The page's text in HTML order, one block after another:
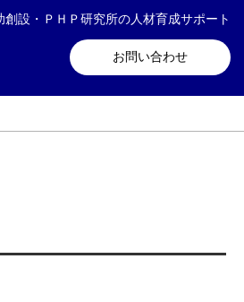
創設・ＰＨＰ研究所の人材育成サポート
お問い合わせ
マガジン登録